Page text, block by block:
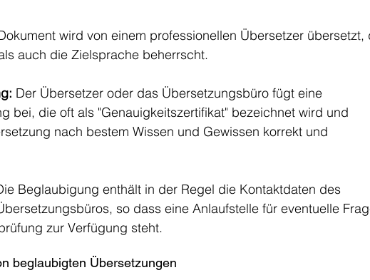
wird von einem professionellen Übersetzer
auch die Zielsprache beherrscht.
Der Übersetzer oder das Übersetzungsbüro fügt eine
bei, die oft als "Genauigkeitszertifikat" bezeichnet wird und
nach bestem Wissen und Gewissen korrekt und
Beglaubigung enthält in der Regel die Kontaktdaten des
so dass eine Anlaufstelle für eventuelle
zur Verfügung steht.
beglaubigten Übersetzungen